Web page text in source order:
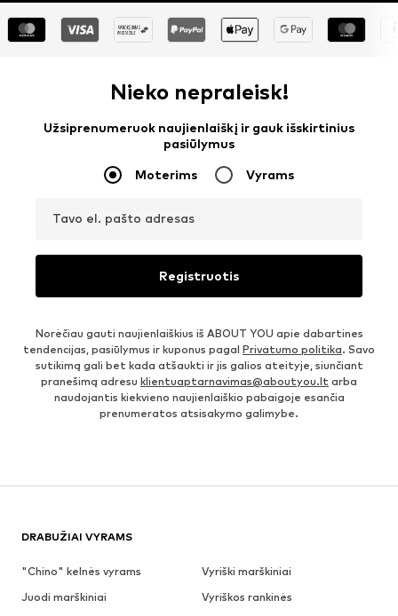
Nieko nepraleisk!
Užsiprenumeruok naujienlaiškį ir gauk išskirtinius
pasiūlymus
Moterims Vyrams
Tavo el. pašto adresas
Registruotis
Norėčiau gauti naujienlaiškius iš ABOUT YOU apie dabartines
tendencijas, pasiūlymus ir kuponus pagal Privatumo politika. Savo
sutikimą gali bet kada atšaukti ir jis galios ateityje, siunčiant
pranešimą adresu klientuaptarnavimas@aboutyou.lt arba
naudojantis kiekvieno naujienlaiškio pabaigoje esančia
prenumeratos atsisakymo galimybe.
DRABUŽIAI VYRAMS
"Chino" kelnės vyrams
Vyriški marškiniai
Juodi marškiniai
Vyriškos rankinės